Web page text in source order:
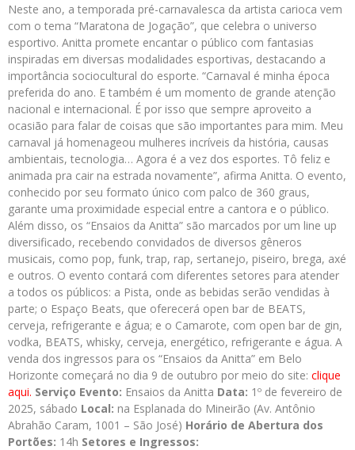
Neste ano, a temporada pré-carnavalesca da artista carioca vem
com o tema “Maratona de Jogação”, que celebra o universo
esportivo. Anitta promete encantar o público com fantasias
inspiradas em diversas modalidades esportivas, destacando a
importância sociocultural do esporte. “Carnaval é minha época
preferida do ano. E também é um momento de grande atenção
nacional e internacional. É por isso que sempre aproveito a
ocasião para falar de coisas que são importantes para mim. Meu
carnaval já homenageou mulheres incríveis da história, causas
ambientais, tecnologia… Agora é a vez dos esportes. Tô feliz e
animada pra cair na estrada novamente”, afirma Anitta. O evento,
conhecido por seu formato único com palco de 360 graus,
garante uma proximidade especial entre a cantora e o público.
Além disso, os “Ensaios da Anitta” são marcados por um line up
diversificado, recebendo convidados de diversos gêneros
musicais, como pop, funk, trap, rap, sertanejo, piseiro, brega, axé
e outros. O evento contará com diferentes setores para atender
a todos os públicos: a Pista, onde as bebidas serão vendidas à
parte; o Espaço Beats, que oferecerá open bar de BEATS,
cerveja, refrigerante e água; e o Camarote, com open bar de gin,
vodka, BEATS, whisky, cerveja, energético, refrigerante e água. A
venda dos ingressos para os “Ensaios da Anitta” em Belo
Horizonte começará no dia 9 de outubro por meio do site: clique
aqui. Serviço Evento: Ensaios da Anitta Data: 1º de fevereiro de
2025, sábado Local: na Esplanada do Mineirão (Av. Antônio
Abrahão Caram, 1001 – São José) Horário de Abertura dos
Portões: 14h Setores e Ingressos: